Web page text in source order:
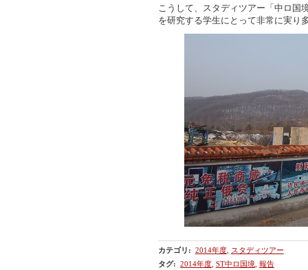
こうして、スタディツアー「中ロ国
を研究する学生にとって非常に実り
カテゴリ : 2014年度, スタディツアー
タグ: 2014年度, ST中ロ国境 報告